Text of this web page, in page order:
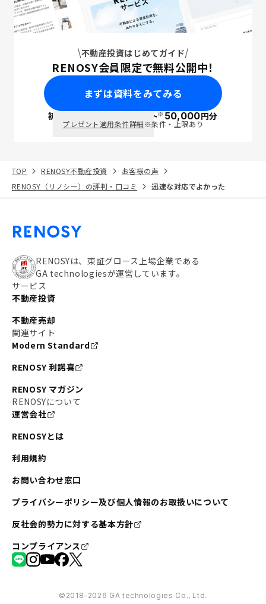
不動産投資はじめてガイド
RENOSY会員限定で無料公開中！
まずは資料をみてみる
初回面談で ポイント※50,000円分
プレゼント適用条件詳細※条件・上限あり
TOP RENOSY不動産投資
お客様の声
RENOSY（リノシー）の評判・口コミ
迅速な対応でよかった
RENOSYは、東証グロース上場企業である
GA technologiesが運営しています。
サービス
不動産投資
不動産売却
関連サイト
Modern Standard
RENOSY 利諾喜
RENOSY マガジン
RENOSYについて
運営会社
RENOSYとは
利用規約
お問い合わせ窓口
プライバシーポリシー及び個人情報のお取扱いについて
反社会的勢力に対する基本方針
コンプライアンス
©︎2018-2026 GA technologies Co., Ltd.